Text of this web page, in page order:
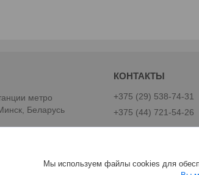
метро
Беларусь
+375 (29) 538-74-31
+375 (44) 721-54-26
Мы используем файлы cookies для